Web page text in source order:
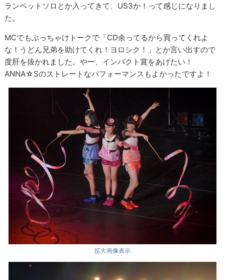
ランペットソロとか入ってきて、US3か！って感じになりまし
た。
MCでもぶっちゃけトークで「CD余ってるから買ってくれよ
な！うどん兄弟を助けてくれ！ヨロシク！」とか言い出すので
度肝を抜かれました。やー、インパクト賞をあげたい！
ANNA☆Sのストレートなパフォーマンスもよかったですよ！
拡大画像表示